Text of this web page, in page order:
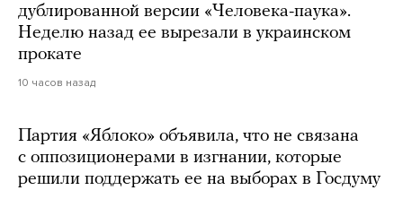
дублированной версии «Человека-паука».
Неделю назад ее вырезали в украинском
прокате
10 часов назад
Партия «Яблоко» объявила, что не связана
с оппозиционерами в изгнании, которые
решили поддержать ее на выборах в Госдуму